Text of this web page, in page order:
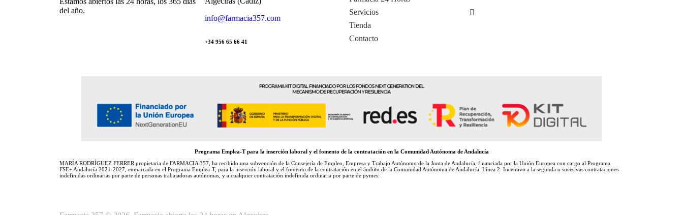
del año.
info@farmacia357.com
+34 956 65 66 41
Servicios
Tienda
Contacto
Programa Emplea-T para la inserción laboral y el fomento de la contratación en la Comunidad Autónoma de Andalucía
MARÍA RODRÍGUEZ FERRER propietaria de FARMACIA 357, ha recibido una subvención de la Consejería de Empleo, Empresa y Trabajo Autónomo de la Junta de Andalucía, financiada por la Unión Europea con cargo al Programa
FSE+ Andalucía 2021-2027, enmarcada en el Programa Emplea-T, para la inserción laboral y el fomento de la contratación en el ámbito de la Comunidad Autónoma de Andalucía. Línea 2. Incentivo a la segunda o sucesivas contrataciones
indefinidas ordinarias por parte de personas trabajadoras autónomas, y a cualquier contratación indefinida ordinaria por parte de pymes.